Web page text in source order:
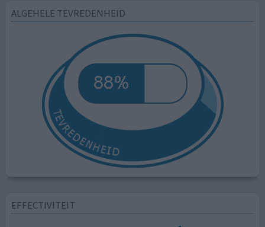
ALGEHELE TEVREDENHEID
EFFECTIVITEIT